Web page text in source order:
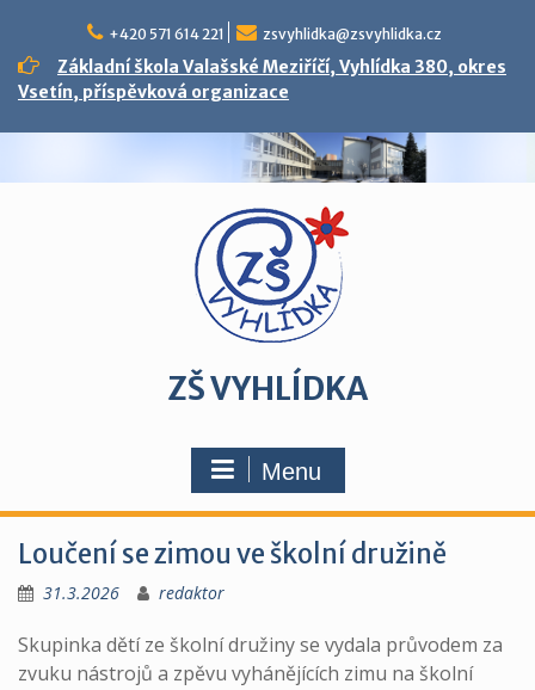
content
+420 571 614 221 zsvyhlidka@zsvyhlidka.cz
Základní škola Valašské Meziříčí, Vyhlídka 380, okres
Vsetín, příspěvková organizace
ZŠ VYHLÍDKA
Menu
Loučení se zimou ve školní družině
31.3.2026 redaktor
Skupinka dětí ze školní družiny se vydala průvodem za
zvuku nástrojů a zpěvu vyhánějících zimu na školní